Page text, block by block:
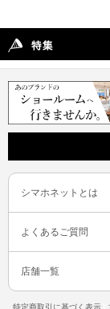
シマホネットとは
よくあるご質問
店舗一覧
特定商取引に基づく表示